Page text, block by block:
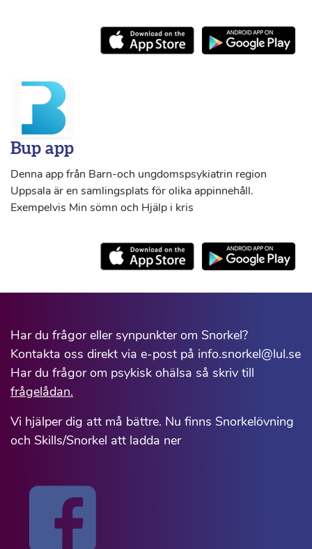
Bup app
Denna app från Barn-och ungdomspsykiatrin region
Uppsala är en samlingsplats för olika appinnehåll.
Exempelvis Min sömn och Hjälp i kris
Har du frågor eller synpunkter om Snorkel?
Kontakta oss direkt via e-post på info.snorkel@lul.se
Har du frågor om psykisk ohälsa så skriv till
frågelådan.
Vi hjälper dig att må bättre. Nu finns Snorkelövning
och Skills/Snorkel att ladda ner